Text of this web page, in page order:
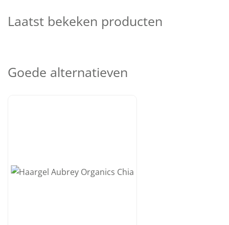
Laatst bekeken producten
Goede alternatieven